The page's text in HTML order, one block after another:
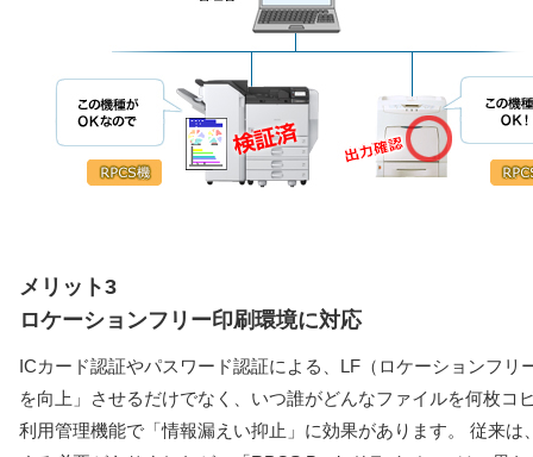
メリット3
ロケーションフリー印刷環境に対応
ICカード認証やパスワード認証による、LF（ロケーションフリ
を向上」させるだけでなく、いつ誰がどんなファイルを何枚コ
利用管理機能で「情報漏えい抑止」に効果があります。 従来